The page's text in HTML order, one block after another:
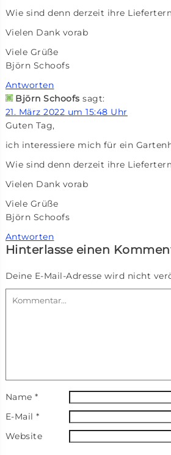
Wie sind denn derzeit ihre
Vielen Dank vorab
Viele Grüße
Björn Schoofs
Antworten
Björn Schoofs sagt:
21. März 2022 um 15:48 Uhr
Guten Tag,
ich interessiere mich für ein
Wie sind denn derzeit ihre
Vielen Dank vorab
Viele Grüße
Björn Schoofs
Antworten
Hinterlasse einen
Deine E-Mail-Adresse wird nicht
Name*
E-Mail*
Website